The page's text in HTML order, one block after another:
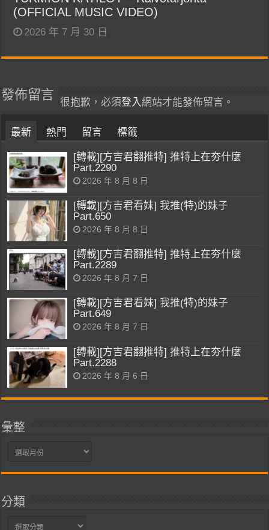
(OFFICIAL MUSIC VIDEO)
2026 年 7 月 30 日
發佈留言
很抱歉，必須登入網站才能發佈留言。
最新 熱門 留言 標籤
[轉載][方吉君翻推特] 推特上在夯什麼
Part.2290
2026 年 8 月 8 日
[轉載][方吉君看妹] 我推(特)的妹子
Part.650
2026 年 8 月 8 日
[轉載][方吉君翻推特] 推特上在夯什麼
Part.2289
2026 年 8 月 7 日
[轉載][方吉君看妹] 我推(特)的妹子
Part.649
2026 年 8 月 7 日
[轉載][方吉君翻推特] 推特上在夯什麼
Part.2288
2026 年 8 月 6 日
彙整
彙
分類
分